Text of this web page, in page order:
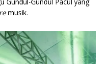
musik.